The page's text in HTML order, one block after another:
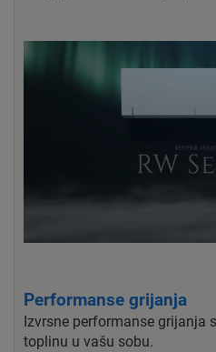
Performanse grijanja
Izvrsne performanse grijanja
toplinu u vašu sobu.